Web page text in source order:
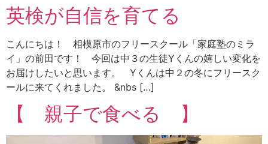
英検が自信を育てる
こんにちは！ 相模原市のフリースクール「家庭塾のミラ
イ」の前田です！ 今回は中３の生徒Yくんの嬉しい変化を
お届けしたいと思います。 Yくんは中２の冬にフリースク
ールに来てくれました。 &nbs […]
【 親子で食べる 】